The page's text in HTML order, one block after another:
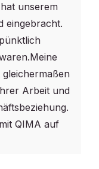
unserem
eingebracht.
Meine
Arbeit und
QIMA auf